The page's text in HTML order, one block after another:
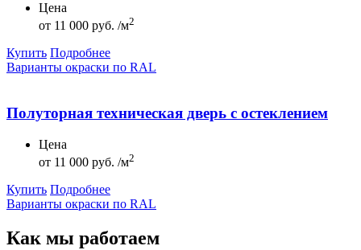
Цена
от 11 000 руб. /м2
Купить Подробнее
Варианты окраски по RAL
Полуторная техническая дверь с остеклением
Цена
от 11 000 руб. /м2
Купить Подробнее
Варианты окраски по RAL
Как мы работаем